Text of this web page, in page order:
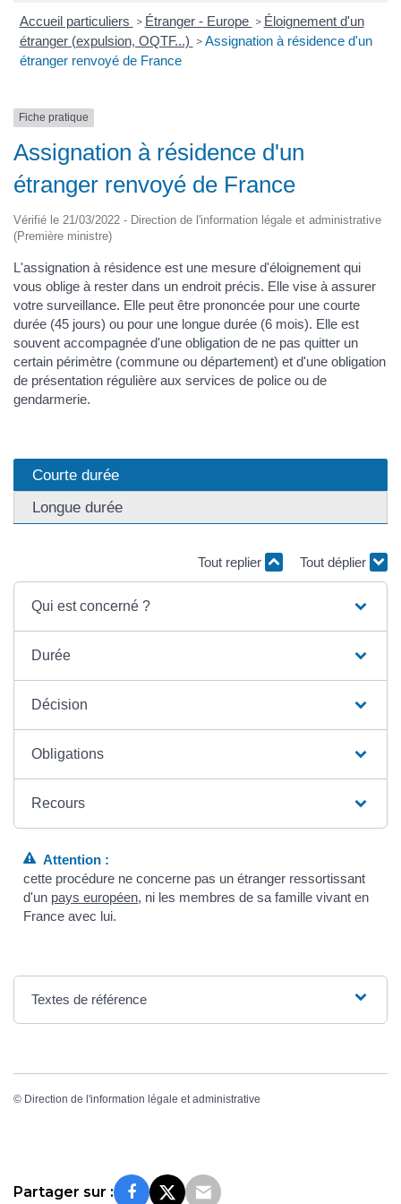
Accueil particuliers > Étranger - Europe > Éloignement d'un
étranger (expulsion, OQTF...) > Assignation à résidence d'un
étranger renvoyé de France
Fiche pratique
Assignation à résidence d'un
étranger renvoyé de France
Vérifié le 21/03/2022 - Direction de l'information légale et administrative
(Première ministre)
L'assignation à résidence est une mesure d'éloignement qui
vous oblige à rester dans un endroit précis. Elle vise à assurer
votre surveillance. Elle peut être prononcée pour une courte
durée (45 jours) ou pour une longue durée (6 mois). Elle est
souvent accompagnée d'une obligation de ne pas quitter un
certain périmètre (commune ou département) et d'une obligation
de présentation régulière aux services de police ou de
gendarmerie.
Courte durée
Longue durée
Tout replier Tout déplier
Qui est concerné ?
Durée
Décision
Obligations
Recours
Attention :
cette procédure ne concerne pas un étranger ressortissant
d'un pays européen, ni les membres de sa famille vivant en
France avec lui.
Textes de référence
© Direction de l'information légale et administrative
Partager sur :